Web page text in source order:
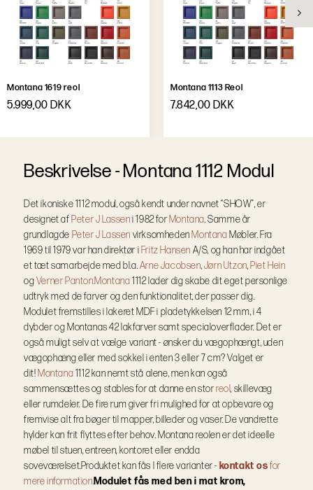
Montana 1619 reol
5.999,00 DKK
Montana 1113 Reol
7.842,00 DKK
Beskrivelse-Montana 1112 Modul
Det ikoniske 1112 modul, også kendt under navnet “SHOW”, er
designet af Peter J Lasseni 1982 for Montana. Samme år
grundlagde Peter J Lassen virksomheden Montana Møbler. Fra
1969 til 1979 var han direktør i Fritz Hansen A/S, og han har indgået
et tæt samarbejde med bl.a.Arne Jacobsen,Jørn Utzon,Piet Hein
ogVerner Panton.Montana1112 lader dig skabe dit eget personlige
udtryk med de farver og den funktionalitet, der passer dig.
Modulet fremstilles i lakeret MDF i pladetykkelsen 12 mm, i 4
dybder og Montanas 42 lakfarver samt specialoverflader. Det er
også muligt selv at vælge variant - ønsker du vægophængt, uden
vægophæng eller med sokkel i enten 3 eller 7 cm? Valget er
dit! Montana1112 kan nemt stå alene, men kan også
sammensættes og stables for at danne en storreol, skillevæg
eller rumdeler. De fire rum giver fri mulighed for at opbevare og
fremvise alt fra bøger til mapper, billeder og vaser. De vandrette
hylder kan frit flyttes efter behov. Montana reolen er det ideelle
møbel til stuen, entreen, kontoret eller endda
soveværelset.Produktet kan fås I flere varianter - kontakt osfor
mere information.Modulet fås med ben i mat krom,